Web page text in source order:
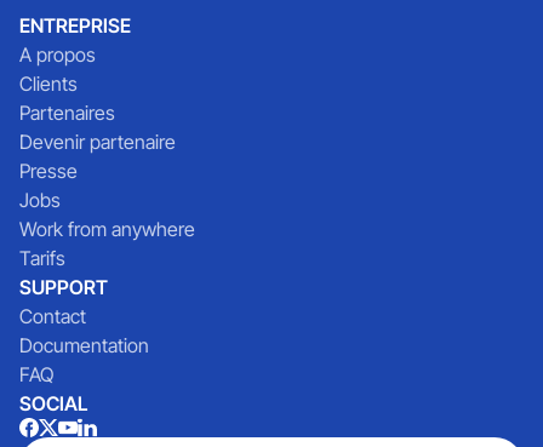
ENTREPRISE
A propos
Clients
Partenaires
Devenir partenaire
Presse
Jobs
Work from anywhere
Tarifs
SUPPORT
Contact
Documentation
FAQ
SOCIAL